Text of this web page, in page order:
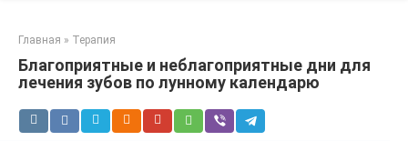
Главная » Терапия
Благоприятные и неблагоприятные дни для
лечения зубов по лунному календарю